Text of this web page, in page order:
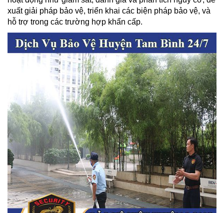
xuất giải pháp bảo vệ, triển khai các biện pháp bảo vệ, và
hỗ trợ trong các trường hợp khẩn cấp.